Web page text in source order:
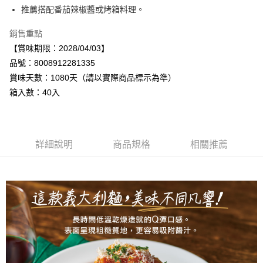
Google Pay
全盈+PAY
AFTEE先享後付
相關說明
【關於「AFTEE先享後付」】
AFTEE先享後付是「在收到商品之後才付款」的支付方式。 讓您購物簡單
便利好安心！
【「AFTEE先享後付」結帳流程】
２．訂單成立數日內，您將收到繳費通知簡訊。
３．收到繳費通知簡訊後14天內，點擊此簡訊中的連結，可透過四大超商／
ATM／網路銀行／等多元方式進行付款，方視為交易完成。
※ 請注意：結帳手續完成當下不需立刻繳費，但若您需要取消訂單，請聯絡
購買商品的店家。未經商家同意取消之訂單仍視為有效，需透過AFTEE先享
後付繳納相關費用。
※ 交易是否成功請以「AFTEE先享後付 」之結帳頁面顯示為準，若有關於
是否繳費成功／繳費後需取消欲退款等相關疑問，請聯繫「AFTEE先享後付
運送方式
推薦搭配番茄辣椒醬或烤箱料理。
銷售重點
【賞味期限：2028/04/03】
品號：8008912281335
賞味天數：1080天（請以實際商品標示為準）
箱入數：40入
詳細說明 商品規格 相關推薦